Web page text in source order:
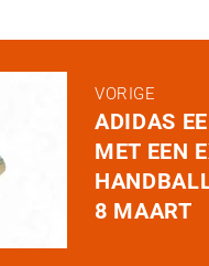
VORIGE
ADIDAS
MET EEN
8 MAART